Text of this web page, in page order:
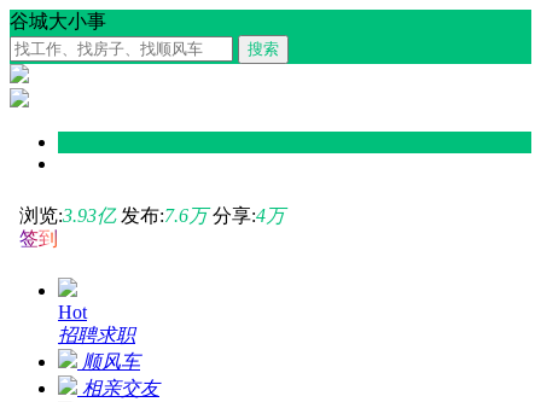
谷城大小事
搜索
浏览:3.93亿 发布:7.6万 分享:4万
签到
Hot
招聘求职
顺风车
相亲交友